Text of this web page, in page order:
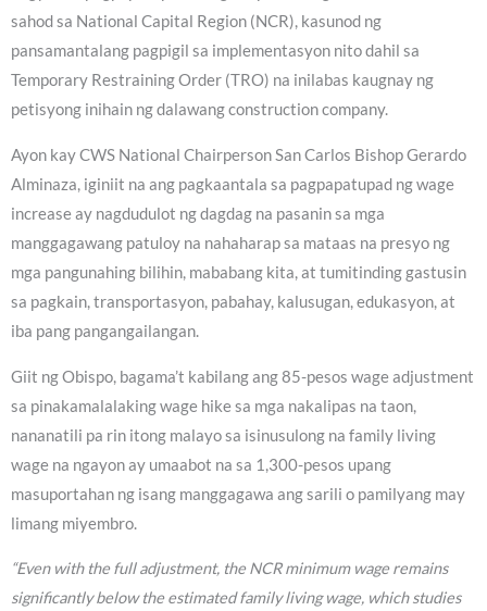
sahod sa National Capital Region (NCR), kasunod ng
pansamantalang pagpigil sa implementasyon nito dahil sa
Temporary Restraining Order (TRO) na inilabas kaugnay ng
petisyong inihain ng dalawang construction company.
Ayon kay CWS National Chairperson San Carlos Bishop Gerardo
Alminaza, iginiit na ang pagkaantala sa pagpapatupad ng wage
increase ay nagdudulot ng dagdag na pasanin sa mga
manggagawang patuloy na nahaharap sa mataas na presyo ng
mga pangunahing bilihin, mababang kita, at tumitinding gastusin
sa pagkain, transportasyon, pabahay, kalusugan, edukasyon, at
iba pang pangangailangan.
Giit ng Obispo, bagama’t kabilang ang 85-pesos wage adjustment
sa pinakamalalaking wage hike sa mga nakalipas na taon,
nananatili pa rin itong malayo sa isinusulong na family living
wage na ngayon ay umaabot na sa 1,300-pesos upang
masuportahan ng isang manggagawa ang sarili o pamilyang may
limang miyembro.
“Even with the full adjustment, the NCR minimum wage remains
significantly below the estimated family living wage, which studies